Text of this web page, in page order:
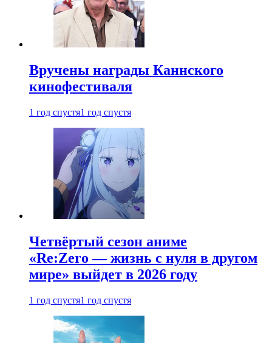
Вручены награды Каннского
кинофестиваля
1 год спустя1 год спустя
Четвёртый сезон аниме
«Re:Zero — жизнь с нуля в другом
мире» выйдет в 2026 году
1 год спустя1 год спустя